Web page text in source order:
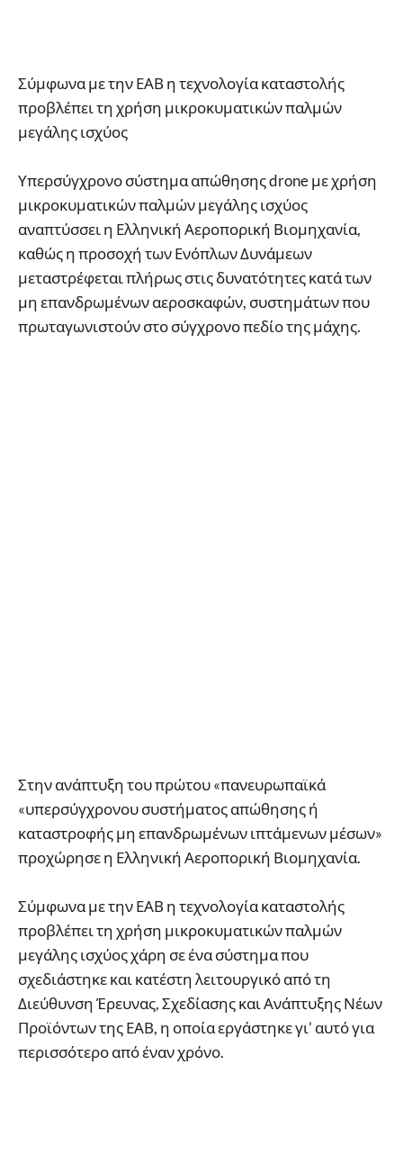
Σύμφωνα με την ΕΑΒ η τεχνολογία καταστολής
προβλέπει τη χρήση μικροκυματικών παλμών
μεγάλης ισχύος
Υπερσύγχρονο σύστημα απώθησης drone με χρήση
μικροκυματικών παλμών μεγάλης ισχύος
αναπτύσσει η Ελληνική Αεροπορική Βιομηχανία,
καθώς η προσοχή των Ενόπλων Δυνάμεων
μεταστρέφεται πλήρως στις δυνατότητες κατά των
μη επανδρωμένων αεροσκαφών, συστημάτων που
πρωταγωνιστούν στο σύγχρονο πεδίο της μάχης.
Στην ανάπτυξη του πρώτου «πανευρωπαϊκά
«υπερσύγχρονου συστήματος απώθησης ή
καταστροφής μη επανδρωμένων ιπτάμενων μέσων»
προχώρησε η Ελληνική Αεροπορική Βιομηχανία.
Σύμφωνα με την ΕΑΒ η τεχνολογία καταστολής
προβλέπει τη χρήση μικροκυματικών παλμών
μεγάλης ισχύος χάρη σε ένα σύστημα που
σχεδιάστηκε και κατέστη λειτουργικό από τη
Διεύθυνση Έρευνας, Σχεδίασης και Ανάπτυξης Νέων
Προϊόντων της ΕΑΒ, η οποία εργάστηκε γι’ αυτό για
περισσότερο από έναν χρόνο.